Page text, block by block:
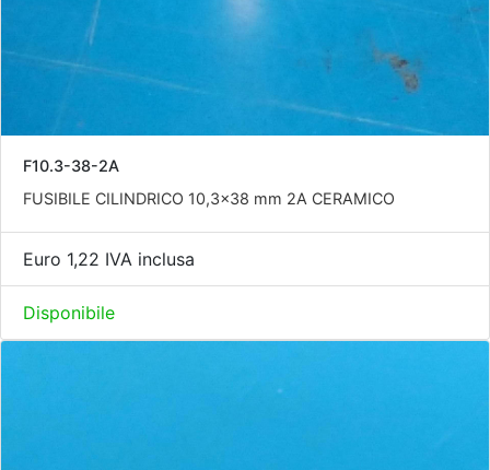
F10.3-38-2A
FUSIBILE CILINDRICO 10,3x38 mm 2A CERAMICO
Euro 1,22 IVA inclusa
Disponibile